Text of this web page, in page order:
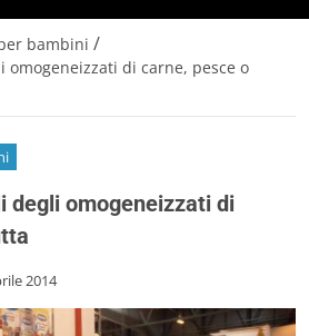
bambini /
di carne, pesce o
degli omogeneizzati di
2014